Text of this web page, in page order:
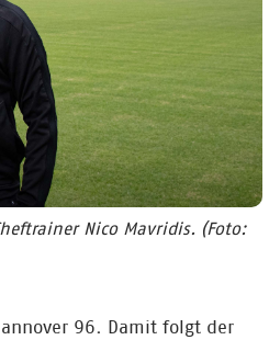
Nico Mavridis. (Foto:
96. Damit folgt der